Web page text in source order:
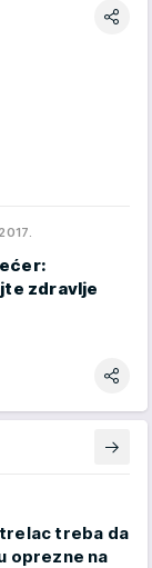
zdravlje
treba da
oprezne na